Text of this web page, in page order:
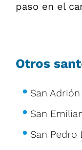
paso en el
Otros
San
San
San Pedro